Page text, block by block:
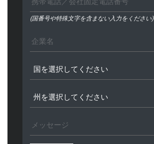
(国番号や特殊文字を含まない入力をください)